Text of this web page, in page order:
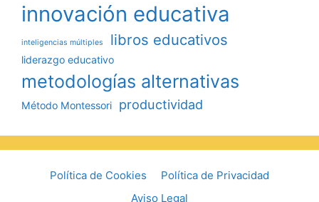
innovación educativa
inteligencias múltiples libros educativos
liderazgo educativo
metodologías alternativas
Método Montessori productividad
Política de Cookies
Política de Privacidad
Aviso Legal